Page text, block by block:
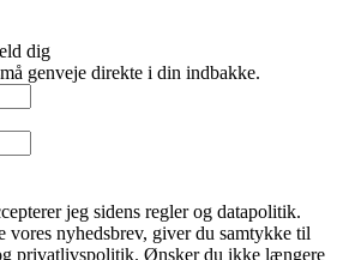
dig
genveje direkte i din indbakke.
jeg sidens regler og datapolitik.
vores nyhedsbrev, giver du samtykke til
privatlivspolitik. Ønsker du ikke længere